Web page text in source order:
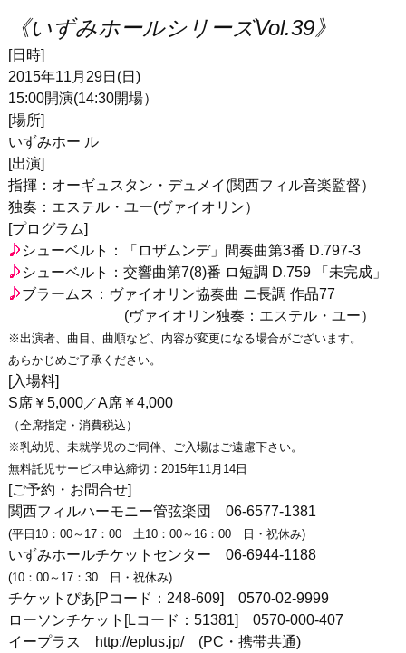
《いずみホールシリーズVol.39》
[日時]
2015年11月29日(日)
15:00開演(14:30開場）
[場所]
いずみホー ル
[出演]
指揮：オーギュスタン・デュメイ(関西フィル音楽監督）
独奏：エステル・ユー(ヴァイオリン）
[プログラム]
シューベルト：「ロザムンデ」間奏曲第3番 D.797-3
シューベルト：交響曲第7(8)番 ロ短調 D.759 「未完成」
ブラームス：ヴァイオリン協奏曲 ニ長調 作品77
(ヴァイオリン独奏：エステル・ユー）
※出演者、曲目、曲順など、内容が変更になる場合がございます。
あらかじめご了承ください。
[入場料]
S席￥5,000／A席￥4,000
（全席指定・消費税込）
※乳幼児、未就学児のご同伴、ご入場はご遠慮下さい。
無料託児サービス申込締切：2015年11月14日
[ご予約・お問合せ]
関西フィルハーモニー管弦楽団 06-6577-1381
(平日10：00～17：00 土10：00～16：00 日・祝休み)
いずみホールチケットセンター 06-6944-1188
(10：00～17：30 日・祝休み)
チケットぴあ[Pコード：248-609] 0570-02-9999
ローソンチケット[Lコード：51381] 0570-000-407
イープラス http://eplus.jp/ (PC・携帯共通)